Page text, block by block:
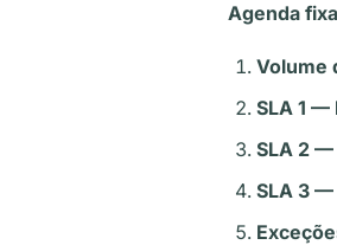
Agenda
Volume
SLA 1 —
SLA 2 —
SLA 3 —